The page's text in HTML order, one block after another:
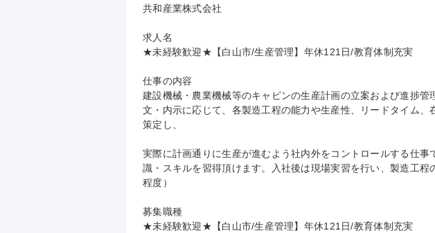
共和産業株式会社
求人名
★未経験歓迎★【白山市/生産管理】年休121日/教育体制充実
仕事の内容
建設機械・農業機械等のキャビンの生産計画の立案および進捗
文・内示に応じて、各製造工程の能力や生産性、リードタイム
策定し、
実際に計画通りに生産が進むよう社内外をコントロールする仕
識・スキルを習得頂けます。入社後は現場実習を行い、製造工程
程度）
募集職種
★未経験歓迎★【白山市/生産管理】年休121日/教育体制充実